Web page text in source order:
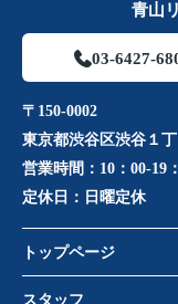
青山
03-6427-
〒150-0002
東京都渋谷区渋谷１
営業時間： 10：00-19
定休日： 日曜定休
トップページ
スタッフ